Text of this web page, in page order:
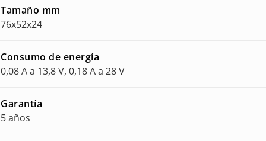
Tamaño mm
76x52x24
Consumo de energía
0,08 A a 13,8 V, 0,18 A a 28 V
Garantía
5 años